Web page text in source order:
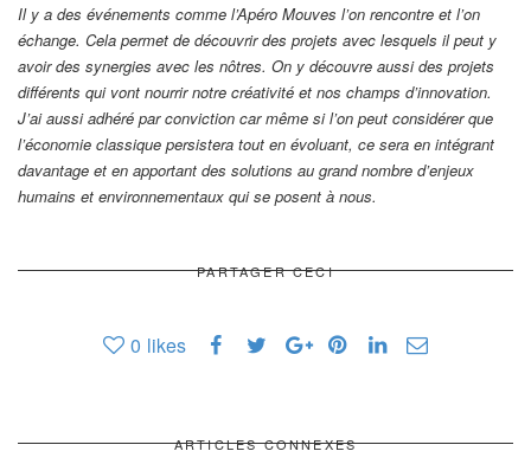
Il y a des événements comme l’Apéro Mouves l’on rencontre et l’on
échange. Cela permet de découvrir des projets avec lesquels il peut y
avoir des synergies avec les nôtres. On y découvre aussi des projets
différents qui vont nourrir notre créativité et nos champs d’innovation.
J’ai aussi adhéré par conviction car même si l’on peut considérer que
l’économie classique persistera tout en évoluant, ce sera en intégrant
davantage et en apportant des solutions au grand nombre d’enjeux
humains et environnementaux qui se posent à nous.
PARTAGER CECI
0 likes
ARTICLES CONNEXES